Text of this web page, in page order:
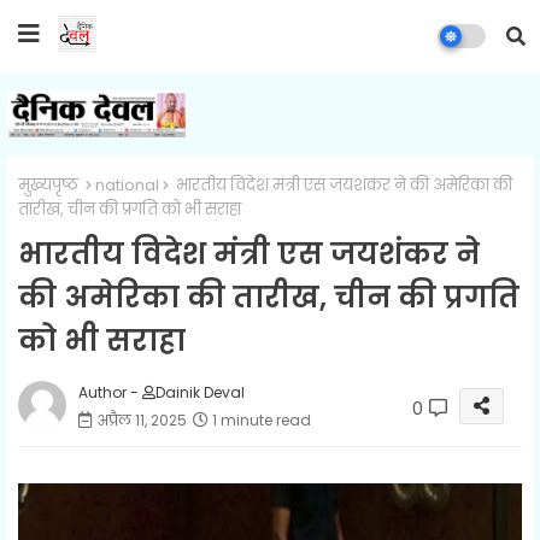
मुख्यपृष्ठ national
भारतीय विदेश मंत्री एस जयशंकर ने की अमेरिका की
तारीख, चीन की प्रगति को भी सराहा
भारतीय विदेश मंत्री एस जयशंकर ने
की अमेरिका की तारीख, चीन की प्रगति
को भी सराहा
Author -
Dainik Deval
अप्रैल 11, 2025
1 minute read 0